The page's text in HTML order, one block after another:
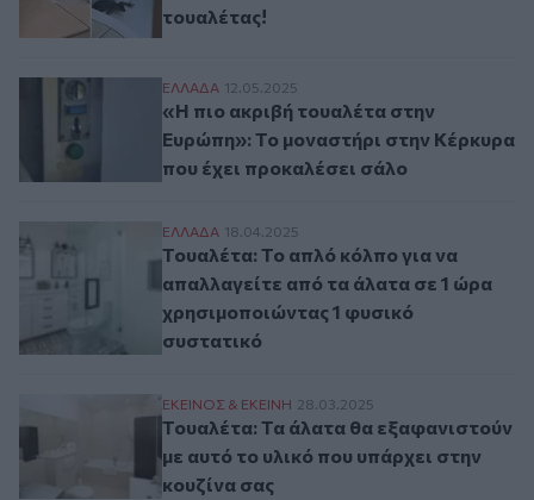
τουαλέτας!
«Η πιο ακριβή τουαλέτα στην Ευρώπη»:
ΕΛΛAΔΑ 12.05.2025
«Η πιο ακριβή τουαλέτα στην
Ευρώπη»: Το μοναστήρι στην Κέρκυρα
που έχει προκαλέσει σάλο
Τουαλέτα: Το απλό κόλπο για να
ΕΛΛAΔΑ 18.04.2025
Τουαλέτα: Το απλό κόλπο για να
απαλλαγείτε από τα άλατα σε 1 ώρα
χρησιμοποιώντας 1 φυσικό
συστατικό
Τουαλέτα: Τα άλατα θα εξαφανιστούν με
ΕΚΕΙΝΟΣ & ΕΚΕΙΝΗ 28.03.2025
Τουαλέτα: Τα άλατα θα εξαφανιστούν
με αυτό το υλικό που υπάρχει στην
κουζίνα σας